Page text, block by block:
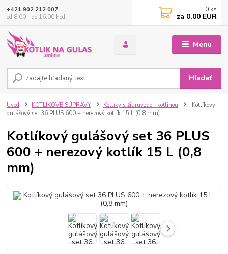
Menu
Hľadať
+421 902 212 007
od 8:00 - do 16:00 hod
0 ks
za 0,00 EUR
Úvod KOTLÍKOVÉ SÚPRAVY Kotlíky s žiaruvzdor. kotlinou
Kotlíkový
gulášový set 36 PLUS 600 + nerezový kotlík 15 L (0,8 mm)
Kotlíkový gulášový set 36 PLUS
600 + nerezový kotlík 15 L (0,8
mm)